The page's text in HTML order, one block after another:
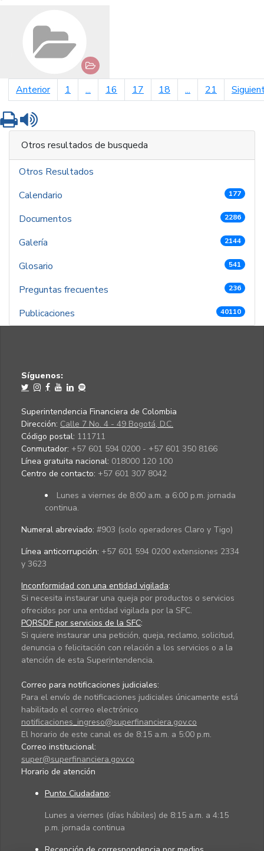
Anteriorpágina anterior
1 ... 16 17 18 ... 21
Imprimir
Otros resultados de busqueda
Otros Resultados
Calendario
177
Documentos 2286
Galería 2144
Glosario 541
Preguntas frecuentes 236
Publicaciones 40110
Síguenos:
Superintendencia Financiera de Colombia
Dirección: Calle 7 No. 4 - 49 Bogotá, D.C.
Código postal: 111711
Conmutador: +57 601 594 0200 - +57 601 350 8166
Línea gratuita nacional: 018000 120 100
Centro de contacto: +57 601 307 8042
Lunes a viernes de 8:00 a.m. a 6:00 p.m. jornada
continua.
Numeral abreviado: #903 (solo operadores Claro y Tigo)
Línea anticorrupción: +57 601 594 0200 extensiones 2334
y 3623
Inconformidad con una entidad vigilada:
Si necesita instaurar una queja por productos o servicios
ofrecidos por una entidad vigilada por la SFC.
PQRSDF por servicios de la SFC:
Si quiere instaurar una petición, queja, reclamo, solicitud,
denuncia o felicitación con relación a los servicios o a la
atención de esta Superintendencia.
Correo para notificaciones judiciales:
Para el envío de notificaciones judiciales únicamente está
habilitado el correo electrónico
notificaciones_ingreso@superfinanciera.gov.co
El horario de este canal es de 8:15 a.m. a 5:00 p.m.
Correo institucional:
super@superfinanciera.gov.co
Horario de atención
Punto Ciudadano:
Lunes a viernes (días hábiles) de 8:15 a.m. a 4:15
p.m. jornada continua